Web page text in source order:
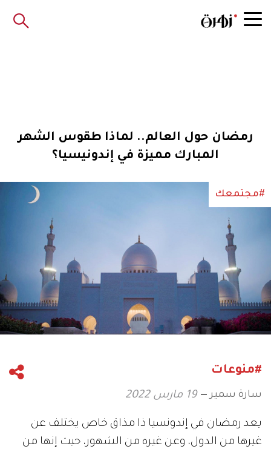
رمضان حول العالم.. لماذا طقوس الشهر
المبارك مميزة في إندونيسيا؟
#مجتمعك
#منوعات
سارة سمير 19 مارس 2022
يعد رمضان في إندونسيا ذا مذاق خاص يختلف عن
غيرها من الدول، وعن غيره من الشهور، حيث إنها من